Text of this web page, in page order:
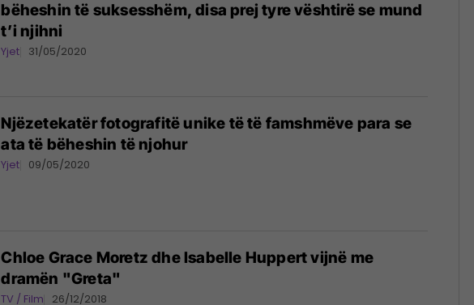
bëheshin të suksesshëm, disa prej tyre vështirë se mund
t’i njihni
Yjet 31/05/2020
Njëzetekatër fotografitë unike të të famshmëve para se
ata të bëheshin të njohur
Yjet 09/05/2020
Chloe Grace Moretz dhe Isabelle Huppert vijnë me
dramën "Greta"
TV / Film 26/12/2018